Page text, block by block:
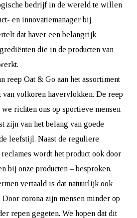
bedrijf in de wereld te willen
en innovatiemanager bij
dat haver een belangrijk
die in de producten van
reep Oat & Go aan het assortiment
van volkoren havervlokken. De reep
richten ons op sportieve mensen
zijn van het belang van goede
leefstijl. Naast de reguliere
wordt het product ook door
bij onze producten – besproken.
vertaald is dat natuurlijk ook
corona zijn mensen minder op
repen gegeten. We hopen dat dit